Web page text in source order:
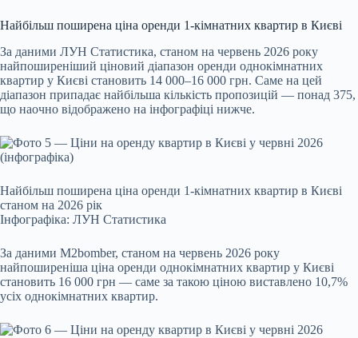
Найбільш поширена ціна оренди 1-кімнатних квартир в Києві
За даними ЛУН Статистика, станом на червень 2026 року
найпоширеніший ціновий діапазон оренди однокімнатних
квартир у Києві становить 14 000–16 000 грн. Саме на цей
діапазон припадає найбільша кількість пропозицій — понад 375,
що наочно відображено на інфографіці нижче.
Найбільш поширена ціна оренди 1-кімнатних квартир в Києві
станом на 2026 рік
Інфографіка: ЛУН Статистика
За даними M2bomber, станом на червень 2026 року
найпоширеніша ціна оренди однокімнатних квартир у Києві
становить 16 000 грн — саме за такою ціною виставлено 10,7%
усіх однокімнатних квартир.